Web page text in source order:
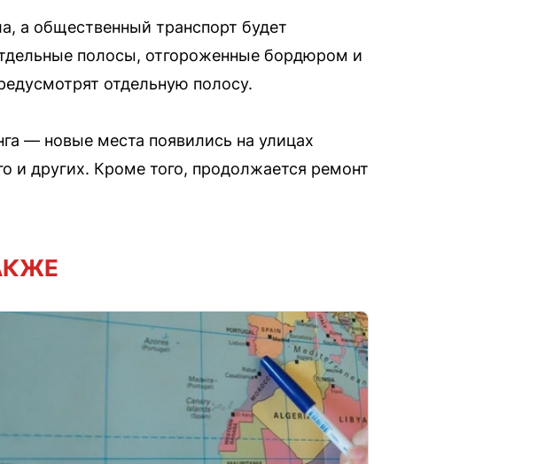
а общественный транспорт будет
полосы, отгороженные бордюром и
отдельную полосу.
— новые места появились на улицах
и других. Кроме того, продолжается ремонт